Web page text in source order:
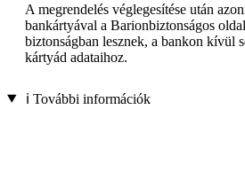
A megrendelés véglegesítése után
bankártyával a Barionbiztonságos
biztonságban lesznek, a bankon kívül
kártyád adataihoz.
ℹ️ További információk